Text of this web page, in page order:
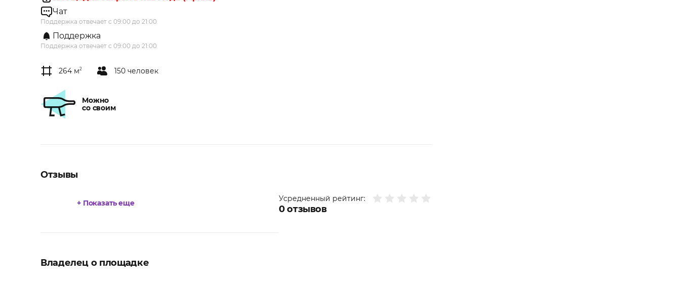
Чат
Поддержка отвечает с 09:00 до 21:00
Поддержка
Поддержка отвечает с 09:00 до 21:00
264 м2 150 человек
Можно
со своим
Отзывы
Усредненный рейтинг:
0отзывов
+ Показать еще
Владелец о площадке